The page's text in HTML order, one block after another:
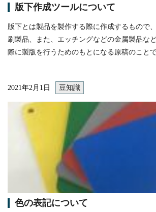
版下作成ツールについて
版下とは製品を製作する際に作成するもので
刷製品、また、エッチングなどの金属製品な
際に製版を行うためのもとになる原稿のこ
2021年2月1日 豆知識
itemprop="image"
色の表記について